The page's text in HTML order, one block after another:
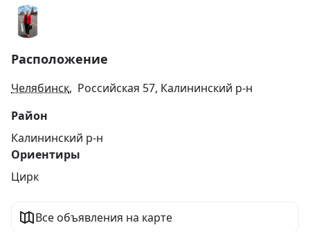
Расположение
Челябинск, Российская 57, Калининский р-н
Район
Калининский р-н
Ориентиры
Цирк
Все объявления на карте